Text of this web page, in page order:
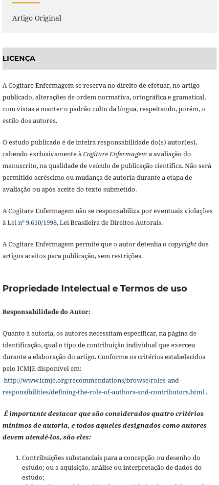
Artigo Original
LICENÇA
A Cogitare Enfermagem se reserva no direito de efetuar, no artigo
publicado, alterações de ordem normativa, ortográfica e gramatical,
com vistas a manter o padrão culto da língua, respeitando, porém, o
estilo dos autores.
O estudo publicado é de inteira responsabilidade do(s) autor(es),
cabendo exclusivamente àCogitare Enfermagema avaliação do
manuscrito, na qualidade de veículo de publicação científica. Não será
permitido acréscimo ou mudança de autoria durante a etapa de
avaliação ou após aceite do texto submetido.
A Cogitare Enfermagem não se responsabiliza por eventuais violações
àLei nº 9.610/1998, Lei Brasileira de Direitos Autorais.
A Cogitare Enfermagem permite que o autor detenha o copyrightdos
artigos aceitos para publicação, sem restrições.
Propriedade Intelectual e Termos de uso
Responsabilidade do Autor:
Quanto à autoria, os autores necessitam especificar, na página de
identificação, qual o tipo de contribuição individual que exerceu
durante a elaboração do artigo. Conforme os critérios estabelecidos
pelo ICMJE disponível em:
http://www.icmje.org/recommendations/browse/roles-and-
responsibilities/defining-the-role-of-authors-and-contributors.html.
É importante destacar que são considerados quatro critérios
mínimos de autoria, e todos aqueles designados como autores
devem atendê-los, são eles:
Contribuições substanciais para a concepção ou desenho do
estudo; ou a aquisição, análise ou interpretação de dados do
estudo;